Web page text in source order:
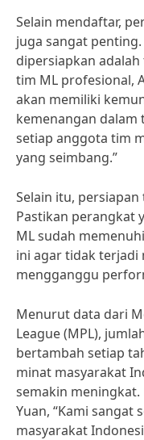
Selain mendaftar,
juga sangat
dipersiapkan
tim ML profesional,
akan memiliki
kemenangan dalam
setiap anggota tim
yang seimbang.”
Selain itu,
Pastikan perangkat
ML sudah
ini agar tidak terjadi
mengganggu
Menurut data dari
League (MPL),
bertambah setiap
minat masyarakat
semakin meningkat.
Yuan, “Kami sangat
masyarakat